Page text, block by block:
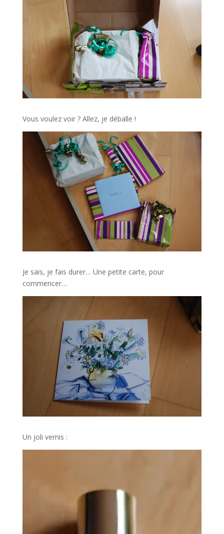
Vous voulez voir ? Allez, je déballe !
Je sais, je fais durer… Une petite carte, pour
commencer…
Un joli vernis :